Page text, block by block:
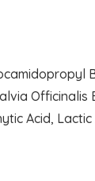
Officinalis
Acid, Lactic